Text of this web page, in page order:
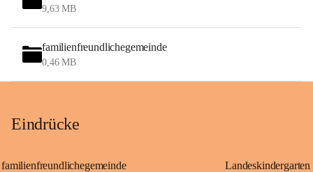
9,63 MB
familienfreundlichegemeinde
0,46 MB
Eindrücke
familienfreundlichegemeinde